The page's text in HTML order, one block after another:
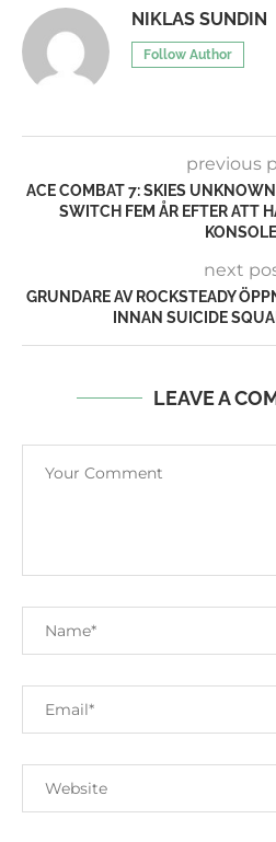
NIKLAS SUNDIN
Follow Author
previous
ACE COMBAT 7: SKIES
SWITCH FEM ÅR EFTER ATT
next
GRUNDARE AV ROCKSTEADY
INNAN SUICIDE
LEAVE A